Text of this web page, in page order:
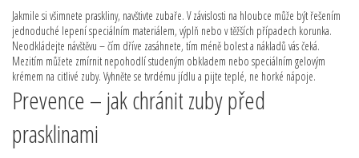
Jakmile si všimnete praskliny, navštivte zubaře. V závislosti na hloubce může být řešením
jednoduché lepení speciálním materiálem, výplň nebo v těžších případech korunka.
Neodkládejte návštěvu – čím dříve zasáhnete, tím méně bolest a nákladů vás čeká.
Mezitím můžete zmírnit nepohodlí studeným obkladem nebo speciálním gelovým
krémem na citlivé zuby. Vyhněte se tvrdému jídlu a pijte teplé, ne horké nápoje.
Prevence – jak chránit zuby před
prasklinami